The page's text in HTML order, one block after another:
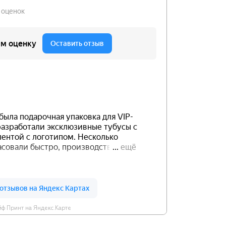
Принт на Яндекс.Карте